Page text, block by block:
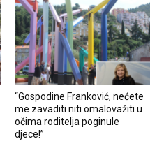
“Gospodine Franković, nećete
me zavaditi niti omalovažiti u
očima roditelja poginule
djece!”